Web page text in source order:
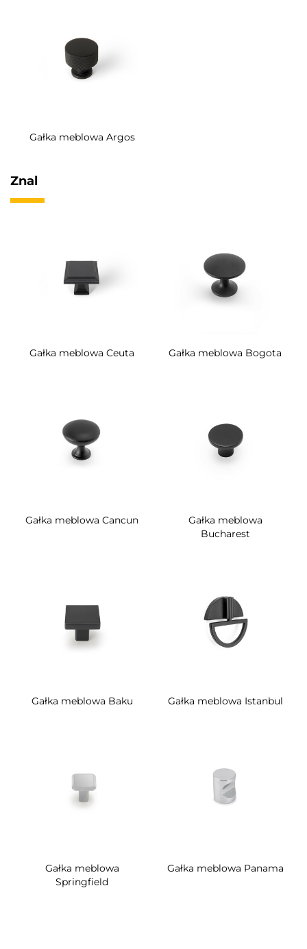
Gałka meblowa Argos
Znal
Gałka meblowa Ceuta Gałka meblowa Bogota
Gałka meblowa Cancun
Gałka meblowa
Bucharest
Gałka meblowa Baku Gałka meblowa Istanbul
Gałka meblowa
Springfield
Gałka meblowa Panama